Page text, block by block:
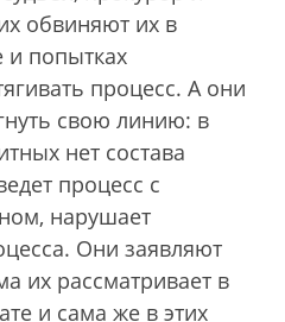
обвиняют их в
и попытках
процесс. А они
свою линию: в
нет состава
процесс с
нарушает
Они заявляют
их рассматривает в
и сама же в этих